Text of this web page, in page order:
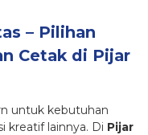
– Pilihan
Cetak di Pijar
untuk kebutuhan
kreatif lainnya. Di Pijar